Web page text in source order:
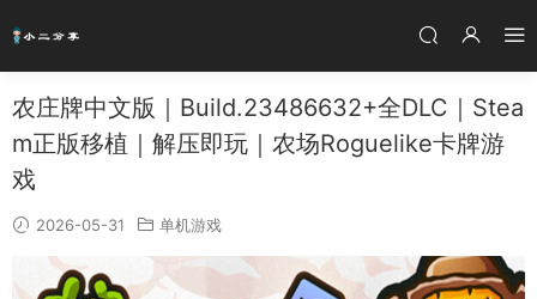
农庄牌中文版｜Build.23486632+全DLC｜Stea
m正版移植｜解压即玩｜农场Roguelike卡牌游
戏
2026-05-31 单机游戏